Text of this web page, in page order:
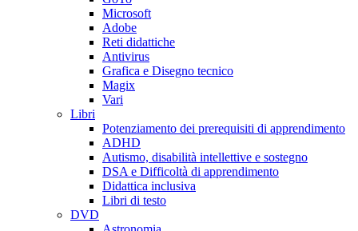
Microsoft
Adobe
Reti didattiche
Antivirus
Grafica e Disegno tecnico
Magix
Vari
Libri
Potenziamento dei prerequisiti di apprendimento
ADHD
Autismo, disabilità intellettive e sostegno
DSA e Difficoltà di apprendimento
Didattica inclusiva
Libri di testo
DVD